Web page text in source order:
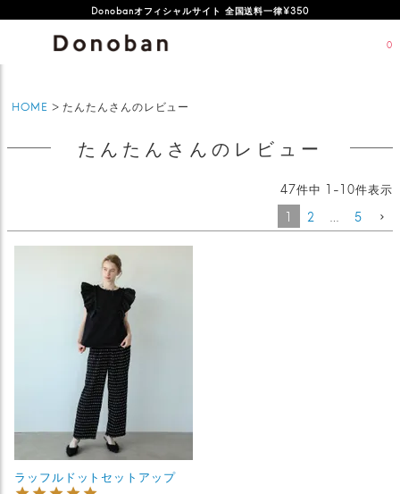
Donobanオフィシャルサイト 全国送料一律¥350
オフィシャルサイト新規会員登録特典 500ポイントプレゼント
0
HOME たんたんさんのレビュー
たんたんさんのレビュー
47件中 1 -10件表示
1
2 … 5
ラッフルドットセットアップ